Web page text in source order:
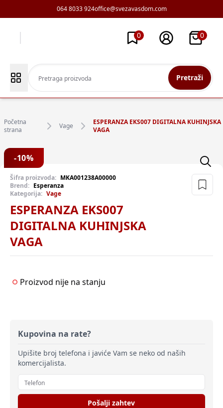
064 8033 924office@svezavasdom.com
0 0
Pretraži
Početna
strana
Vage
ESPERANZA EKS007 DIGITALNA KUHINJSKA
VAGA
-10%
Šifra proizvoda: MKA001238A00000
Brend: Esperanza
Kategorija: Vage
ESPERANZA EKS007
DIGITALNA KUHINJSKA
VAGA
Proizvod nije na stanju
Kupovina na rate?
Upišite broj telefona i javiće Vam se neko od naših
komercijalista.
Pošalji zahtev